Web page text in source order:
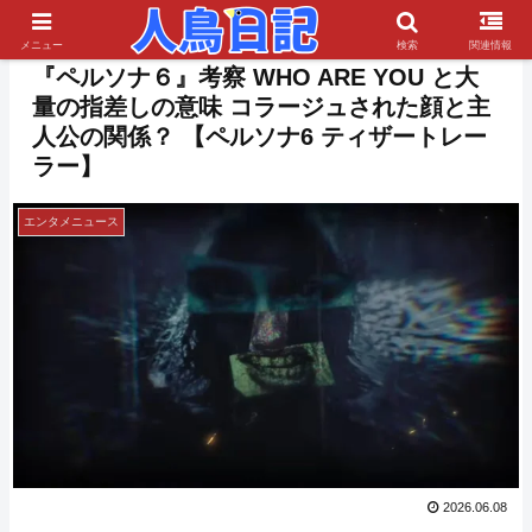
『ペルソナ６』考察 WHO ARE YOU と大
量の指差しの意味 コラージュされた顔と主
人公の関係？ 【ペルソナ6 ティザートレー
ラー】
エンタメニュース
2026.06.08
メニュー 検索 関連情報